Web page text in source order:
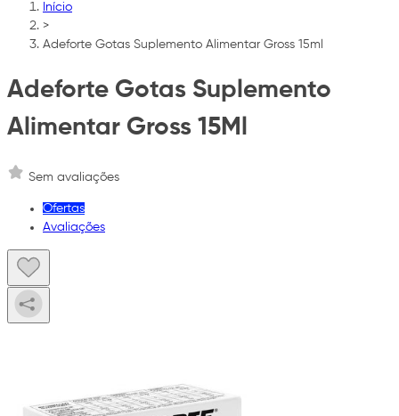
Início
>
Adeforte Gotas Suplemento Alimentar Gross 15ml
Adeforte Gotas Suplemento
Alimentar Gross 15Ml
Sem avaliações
Ofertas
Avaliações